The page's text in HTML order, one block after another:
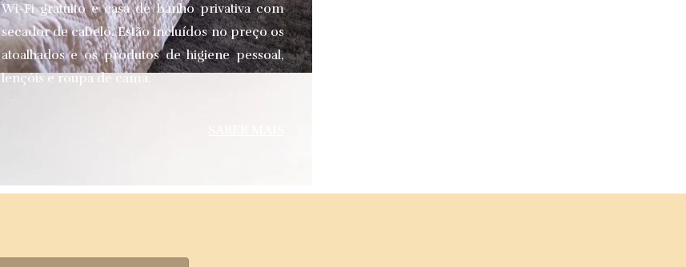
Wi-Fi gratuito e casa de banho privativa com
secador de cabelo. Estão incluídos no preço os
atoalhados e os produtos de higiene pessoal,
lençóis e roupa de cama.